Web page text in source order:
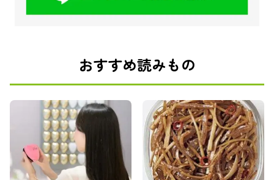
おすすめ読みもの